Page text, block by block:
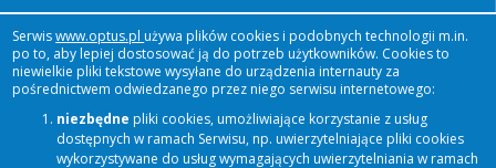
Dziś GRUPA TZMO to ponad 50 spółek w 18
krajach. Nasze produkty docierają do 1/3 ludności
świata. Chcemy dostarczać naszym klientom
produkty najwyższej jakości, dzięki którym żyje im
się łatwiej, wygodniej, bezpieczniej.
Serwiswww.optus.pl używa plików cookies i podobnych technologii m.in.
po to, aby lepiej dostosować ją do potrzeb użytkowników. Cookies to
niewielkie pliki tekstowe wysyłane do urządzenia internauty za
pośrednictwem odwiedzanego przez niego serwisu internetowego:
niezbędne pliki cookies, umożliwiające korzystanie z usług
dostępnych w ramach Serwisu, np. uwierzytelniające pliki cookies
wykorzystywane do usług wymagających uwierzytelniania w ramach